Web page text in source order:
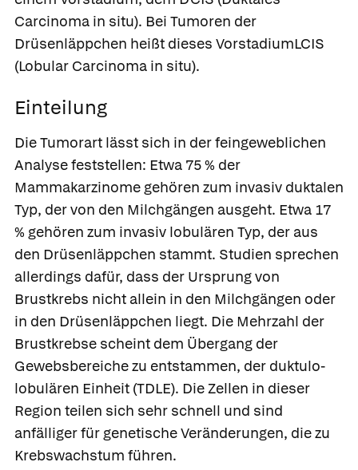
Carcinoma in situ). Bei Tumoren der
Drüsenläppchen heißt dieses VorstadiumLCIS
(Lobular Carcinoma in situ).
Einteilung
Die Tumorart lässt sich in der feingeweblichen
Analyse feststellen: Etwa 75 % der
Mammakarzinome gehören zum invasiv duktalen
Typ, der von den Milchgängen ausgeht. Etwa 17
% gehören zum invasiv lobulären Typ, der aus
den Drüsenläppchen stammt. Studien sprechen
allerdings dafür, dass der Ursprung von
Brustkrebs nicht allein in den Milchgängen oder
in den Drüsenläppchen liegt. Die Mehrzahl der
Brustkrebse scheint dem Übergang der
Gewebsbereiche zu entstammen, der duktulo-
lobulären Einheit (TDLE). Die Zellen in dieser
Region teilen sich sehr schnell und sind
anfälliger für genetische Veränderungen, die zu
Krebswachstum führen.